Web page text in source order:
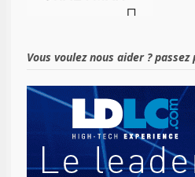
Vous voulez nous aider ?